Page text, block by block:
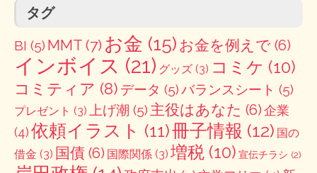
タグ
BI (5) MMT (7) お金 (15) お金を例えで (6)
インボイス (21) グッズ (3) コミケ (10)
コミティア (8) データ (5)バランスシート (5)
プレゼント (3) 上げ潮 (5) 主役はあなた (6)企業
(4)依頼イラスト (11)冊子情報 (12) 国の
借金 (3) 国債 (6) 国際関係 (3) 増税 (10) 宣伝チラシ (2)